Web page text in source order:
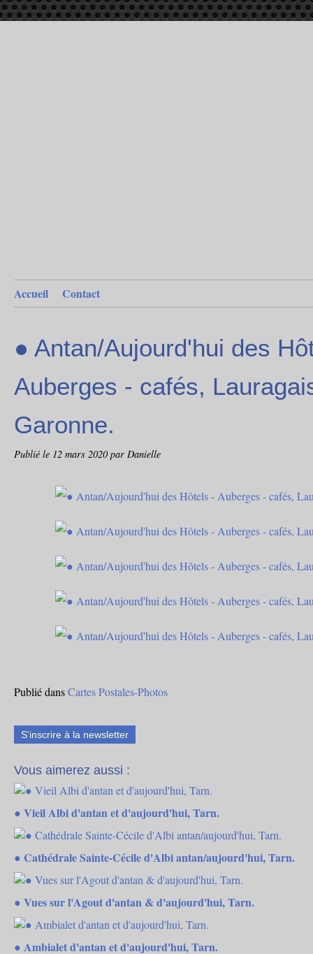
Accueil Contact
● Antan/Aujourd'hui des
Auberges - cafés,
Garonne.
Publié le 12 mars 2020 par Danielle
Publié dansCartes Postales-Photos
S'inscrire à la newsletter
Vous aimerez aussi :
● Vieil Albi d'antan et d'aujourd'hui, Tarn.
● Cathédrale Sainte-Cécile d'Albi antan/aujourd'hui, Tarn.
● Vues sur l'Agout d'antan & d'aujourd'hui, Tarn.
● Ambialet d'antan et d'aujourd'hui, Tarn.